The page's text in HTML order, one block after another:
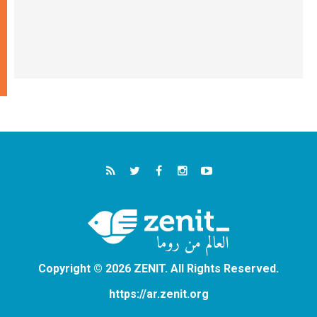
Copyright © 2026 ZENIT. All Rights Reserved.
https://ar.zenit.org